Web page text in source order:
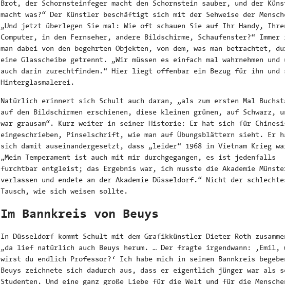
Brot, der Schornsteinfeger macht den Schornstein sauber, und der
macht was?“ Der Künstler beschäftigt sich mit der Sehweise der
„Und jetzt überlegen Sie mal: Wie oft schauen Sie auf Ihr Handy,
Computer, in den Fernseher, andere Bildschirme, Schaufenster?“
man dabei von den begehrten Objekten, von dem, was man betrachtet,
eine Glasscheibe getrennt. „Wir müssen es einfach mal wahrnehmen und
auch darin zurechtfinden.“ Hier liegt offenbar ein Bezug für ihn und
Hinterglasmalerei.
Natürlich erinnert sich Schult auch daran, „als zum ersten Mal
auf den Bildschirmen erschienen, diese kleinen grünen, auf Schwarz,
war grausam“. Kurz weiter in seiner Historie: Er hat sich für
eingeschrieben, Pinselschrift, wie man auf Übungsblättern sieht. Er
sich damit auseinandergesetzt, dass „leider“ 1968 in Vietnam Krieg
„Mein Temperament ist auch mit mir durchgegangen, es ist jedenfalls
furchtbar entgleist; das Ergebnis war, ich musste die Akademie
verlassen und endete an der Akademie Düsseldorf.“ Nicht der
Tausch, wie sich weisen sollte.
Im Bannkreis von Beuys
In Düsseldorf kommt Schult mit dem Grafikkünstler Dieter Roth
„da lief natürlich auch Beuys herum. … Der fragte irgendwann: ,Emil,
wirst du endlich Professor?‘ Ich habe mich in seinen Bannkreis
Beuys zeichnete sich dadurch aus, dass er eigentlich jünger war als
Studenten. Und eine ganz große Liebe für die Welt und für die